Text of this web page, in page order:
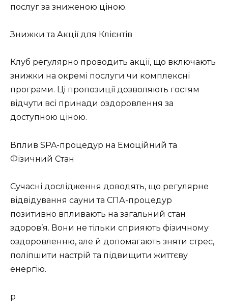
послуг за зниженою ціною.
Знижки та Акції для Клієнтів
Клуб регулярно проводить акції, що включають
знижки на окремі послуги чи комплексні
програми. Ці пропозиції дозволяють гостям
відчути всі принади оздоровлення за
доступною ціною.
Вплив SPA-процедур на Емоційний та
Фізичний Стан
Сучасні дослідження доводять, що регулярне
відвідування сауни та СПА-процедур
позитивно впливають на загальний стан
здоров’я. Вони не тільки сприяють фізичному
оздоровленню, але й допомагають зняти стрес,
поліпшити настрій та підвищити життєву
енергію.
p